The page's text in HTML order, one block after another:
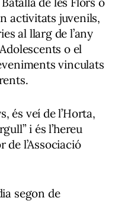
activitats juvenils,
al llarg de l’any
o el
vinculats
és veí de l’Horta,
i és l’hereu
de l’Associació
segon de